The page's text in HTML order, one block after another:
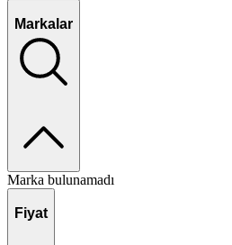
Markalar
Marka bulunamadı
Fiyat